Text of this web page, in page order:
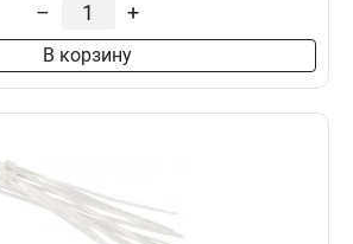
– +
В корзину